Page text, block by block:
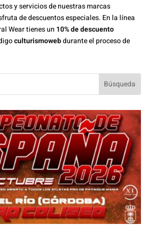
y servicios de nuestras marcas
de descuentos especiales. En la línea
Wear tienes un 10% de descuento
culturismowebdurante el proceso de